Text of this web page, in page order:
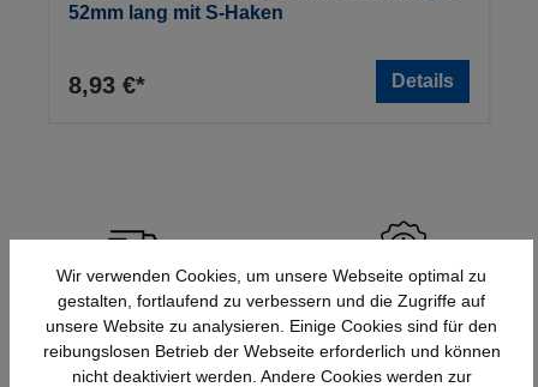
52mm lang mit S-Haken
8,93 €* Details
Schnelle Lieferung
Bundesweit
Topmarken
Faire Preise
Wir verwenden Cookies, um unsere Webseite optimal zu
gestalten, fortlaufend zu verbessern und die Zugriffe auf
unsere Website zu analysieren. Einige Cookies sind für den
reibungslosen Betrieb der Webseite erforderlich und können
nicht deaktiviert werden. Andere Cookies werden zur